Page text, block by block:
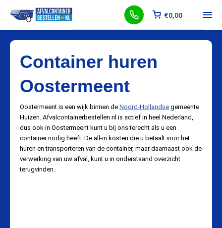
€0,00
Container huren
Oostermeent
Oostermeent is een wijk binnen de Noord-Hollandse gemeente
Huizen. Afvalcontainerbestellen.nl is actief in heel Nederland,
dus ook in Oostermeent kunt u bij ons terecht als u een
container nodig heeft. De all-in kosten die u betaalt voor het
huren en transporteren van de container, maar daarnaast ook de
verwerking van uw afval, kunt u in onderstaand overzicht
terugvinden.